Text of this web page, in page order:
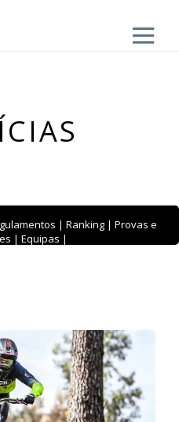
| Ranking | Provas e
| Equipas |